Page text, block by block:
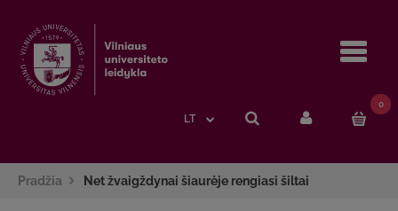
LT
0
Pradžia Net žvaigždynai šiaurėje rengiasi šiltai